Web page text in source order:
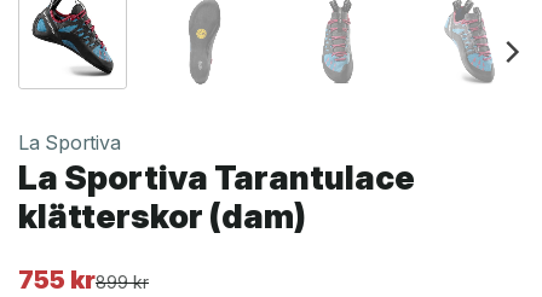
La Sportiva
La Sportiva Tarantulace
klätterskor (dam)
899kr
Det
755 kr
Det